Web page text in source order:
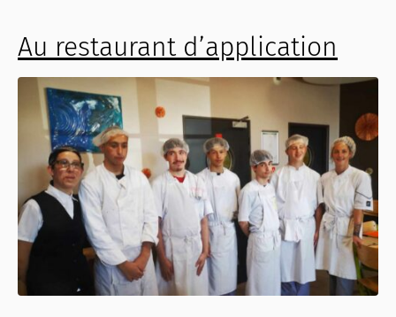
Au restaurant d’application